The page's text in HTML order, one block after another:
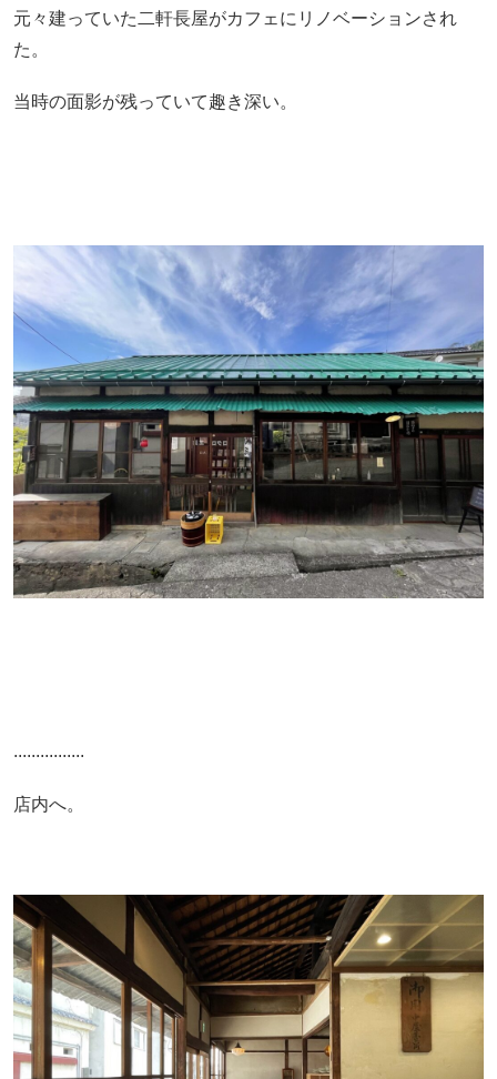
元々建っていた二軒長屋がカフェにリノベーションされ
た。
当時の面影が残っていて趣き深い。
................
店内へ。